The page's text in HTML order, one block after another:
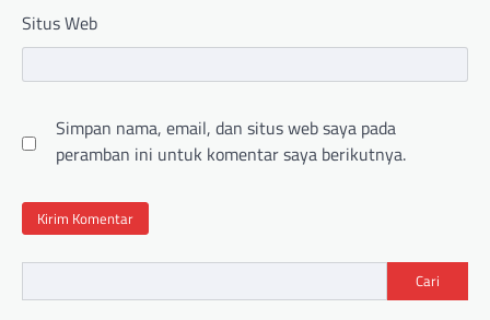
Situs Web
Simpan nama, email, dan situs web saya pada
peramban ini untuk komentar saya berikutnya.
Cari